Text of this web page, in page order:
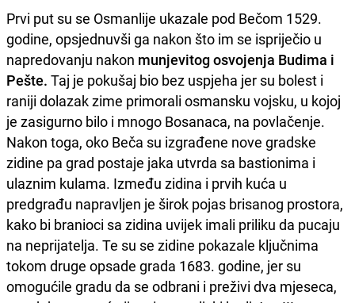
Prvi put su se Osmanlije ukazale pod Bečom 1529.
godine, opsjednuvši ga nakon što im se ispriječio u
napredovanju nakon munjevitog osvojenja Budima i
Pešte. Taj je pokušaj bio bez uspjeha jer su bolest i
raniji dolazak zime primorali osmansku vojsku, u kojoj
je zasigurno bilo i mnogo Bosanaca, na povlačenje.
Nakon toga, oko Beča su izgrađene nove gradske
zidine pa grad postaje jaka utvrda sa bastionima i
ulaznim kulama. Između zidina i prvih kuća u
predgrađu napravljen je širok pojas brisanog prostora,
kako bi branioci sa zidina uvijek imali priliku da pucaju
na neprijatelja. Te su se zidine pokazale ključnima
tokom druge opsade grada 1683. godine, jer su
omogućile gradu da se odbrani i preživi dva mjeseca,